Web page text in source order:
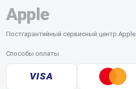
Apple
Постгарантийный сервисный центр Apple
Способы оплаты
VISA